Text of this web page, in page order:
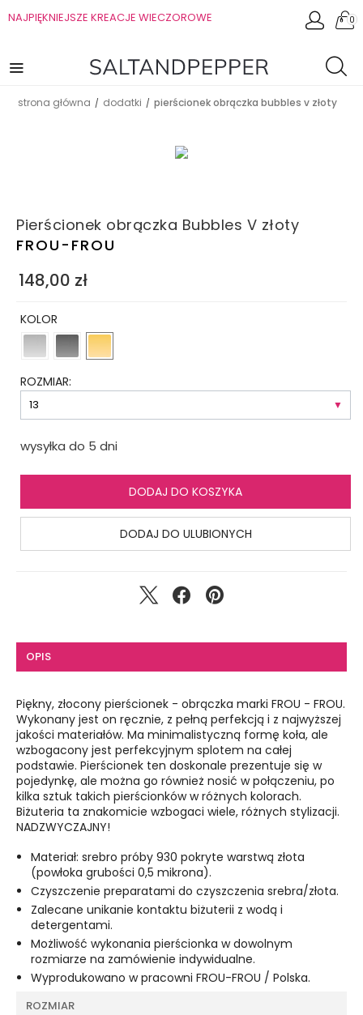
NAJPIĘKNIEJSZE KREACJE WIECZOROWE 0
strona główna / dodatki / pierścionek obrączka bubbles v złoty
Pierścionek obrączka Bubbles V złoty
FROU-FROU
148,00 zł
KOLOR
ROZMIAR:
wysyłka do 5 dni
DODAJ DO KOSZYKA
DODAJ DO ULUBIONYCH
OPIS
Piękny, złocony pierścionek - obrączka marki FROU - FROU.
Wykonany jest on ręcznie, z pełną perfekcją i z najwyższej
jakości materiałów. Ma minimalistyczną formę koła, ale
wzbogacony jest perfekcyjnym splotem na całej
podstawie. Pierścionek ten doskonale prezentuje się w
pojedynkę, ale można go również nosić w połączeniu, po
kilka sztuk takich pierścionków w różnych kolorach.
Biżuteria ta znakomicie wzbogaci wiele, różnych stylizacji.
NADZWYCZAJNY!
Materiał: srebro próby 930 pokryte warstwą złota
(powłoka grubości 0,5 mikrona).
Czyszczenie preparatami do czyszczenia srebra/złota.
Zalecane unikanie kontaktu biżuterii z wodą i
detergentami.
Możliwość wykonania pierścionka w dowolnym
rozmiarze na zamówienie indywidualne.
Wyprodukowano w pracowni FROU-FROU / Polska.
ROZMIAR